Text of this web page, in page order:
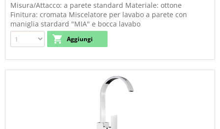
Misura/Attacco: a parete standard Materiale: ottone
Finitura: cromata Miscelatore per lavabo a parete con
maniglia stardard "MIA" e bocca lavabo